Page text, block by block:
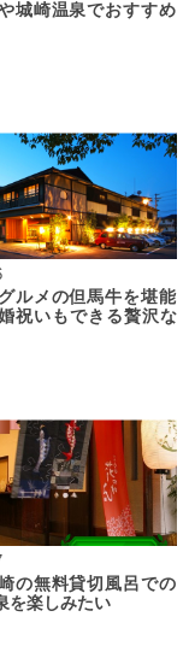
城崎温泉でおすすめ
ルメの但馬牛を堪能
祝いもできる贅沢な
の無料貸切風呂での
を楽しみたい